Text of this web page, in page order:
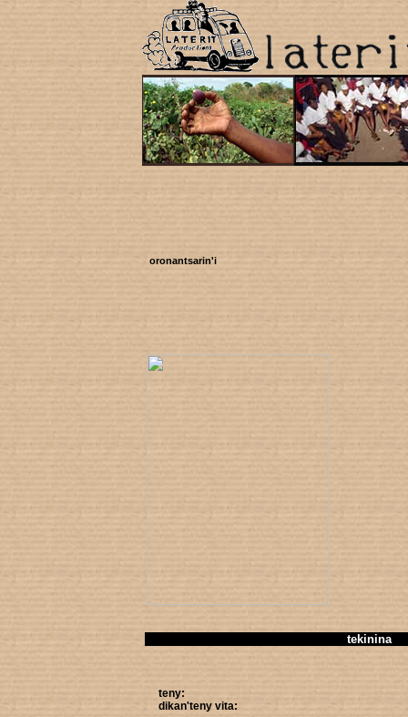
oronantsarin'i
tekinina
teny:
dikan'teny vita: